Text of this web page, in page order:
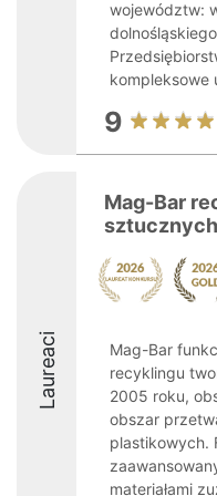
województw:
kompleksowe
9
Laureaci
Mag-Bar
sztucznych
Mag-Bar
recyklingu
2005 roku,
obszar
plastikowych.
materiałami